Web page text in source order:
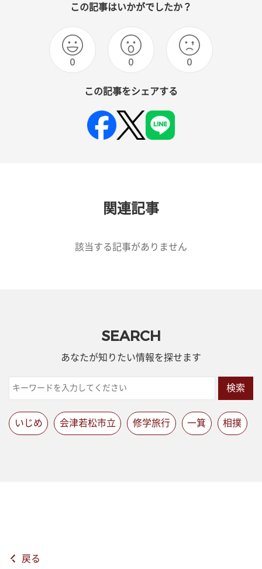
この記事はいかがでしたか？
0 0 0
この記事をシェアする
関連記事
該当する記事がありません
SEARCH
あなたが知りたい情報を探せます
検索
いじめ 会津若松市立 修学旅行 一箕 相撲
戻る